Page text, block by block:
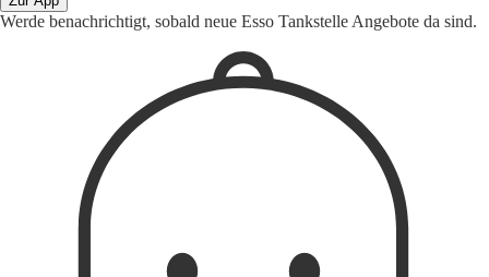
Werde benachrichtigt, sobald neue Esso Tankstelle Angebote da sind.